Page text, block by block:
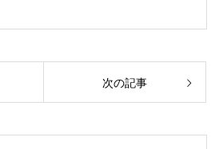
次の記事